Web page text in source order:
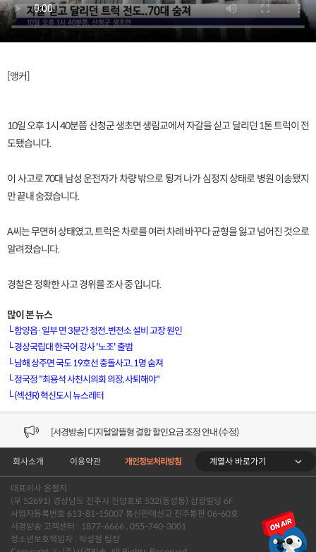
[앵커]
10일 오후 1시 40분쯤 산청군 생초면 생림교에서 자갈을 싣고 달리던 1톤 트럭이 전
도됐습니다.
이 사고로 70대 남성 운전자가 차량 밖으로 튕겨 나가 심정지 상태로 병원 이송됐지
만 끝내 숨졌습니다.
A씨는 무면허 상태였고, 트럭은 차로를 여러 차례 바꾸다 균형을 잃고 넘어진 것으로
알려졌습니다.
경찰은 정확한 사고 경위를 조사 중 입니다.
많이 본 뉴스
└함양읍·일부 면 3분간 정전..변전소 설비 고장 원인
└경상국립대 한국어 강사 '노조' 출범
└남해 상주면 국도 19호선 충돌사고..1명 숨져
└정국정 "최용석 사천시의회 의장, 사퇴해야"
└(섹션R) 혁신도시 뉴스레터
[서경방송] 일부 채널편성 변경 안내의 건 (7/22)
[서경방송] 디지털알뜰형 결합 할인요금 조정 안내 (수정)
[공지] 개인정보처리방침 (Ver2.15) 개정의 건 (7/1)
[서경방송] 일부 채널편성 변경 안내의 건 (7/1)
[VOD공지] 청춘초이스 이용금액 변경 안내
회사소개 이용약관 개인정보처리방침 계열사 바로가기
대표이사 윤철지
(우 52691) 경상남도 진주시 진양호로 532(동성동) 삼광빌딩 6F
사업자등록번호 613-81-15007 통신판매신고 진주통판 06-60호
서경방송 고객센터 : 1877-6666 , 055-740-3001
청소년보호책임자 : 박성철 팀장